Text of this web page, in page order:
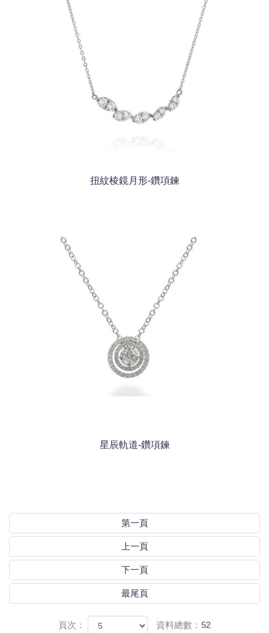
扭紋棱鏡月形-鑽項鍊
星辰軌道-鑽項鍊
第一頁
上一頁
下一頁
最尾頁
頁次： 資料總數：52